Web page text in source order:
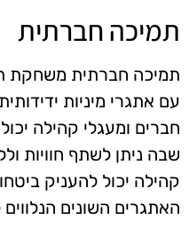
תמיכה חברתית
תמיכה חברתית משחקת
עם אתגרי מיניות
חברים ומעגלי קהילה
שבה ניתן לשתף חוויות
קהילה יכול להעניק
האתגרים השונים